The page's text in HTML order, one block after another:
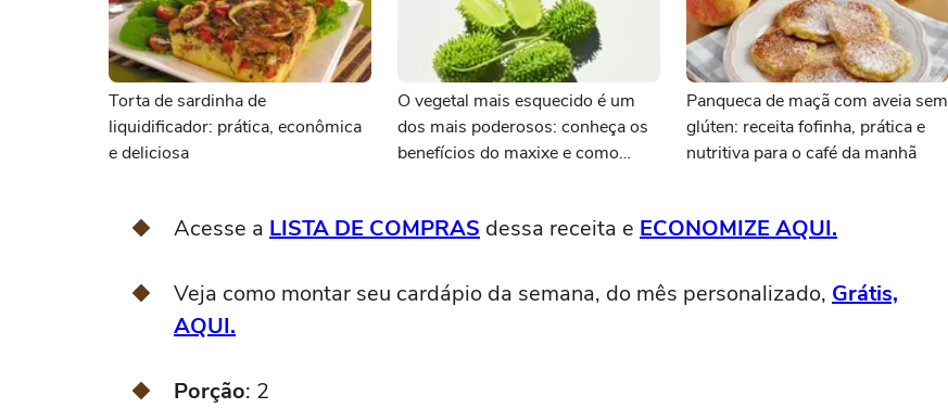
Torta de sardinha de
liquidificador: prática, econômica
e deliciosa
O vegetal mais esquecido é um
dos mais poderosos: conheça os
benefícios do maxixe e como
Panqueca de maçã com aveia sem
glúten: receita fofinha, prática e
nutritiva para o café da manhã
Acesse a LISTA DE COMPRAS dessa receita e ECONOMIZE AQUI.
Veja como montar seu cardápio da semana, do mês personalizado, Grátis,
AQUI.
Porção: 2